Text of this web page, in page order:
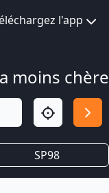
l'app
moins chère
SP98